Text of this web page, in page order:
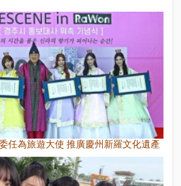
任為旅遊大使 推廣慶州新羅文化遺產